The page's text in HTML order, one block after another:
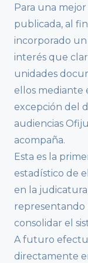
Para una
publicada, al
incorporado
interés que
unidades
ellos mediante
excepción del
audiencias
acompaña.
Esta es la
estadístico de
en la
representando
consolidar el
A futuro
directamente